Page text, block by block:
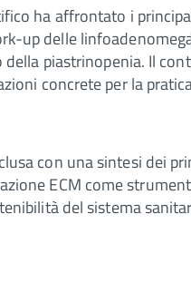
ha affrontato i
up delle
della piastrinopenia. Il
concrete per la
con una sintesi dei
ECM come
del sistema